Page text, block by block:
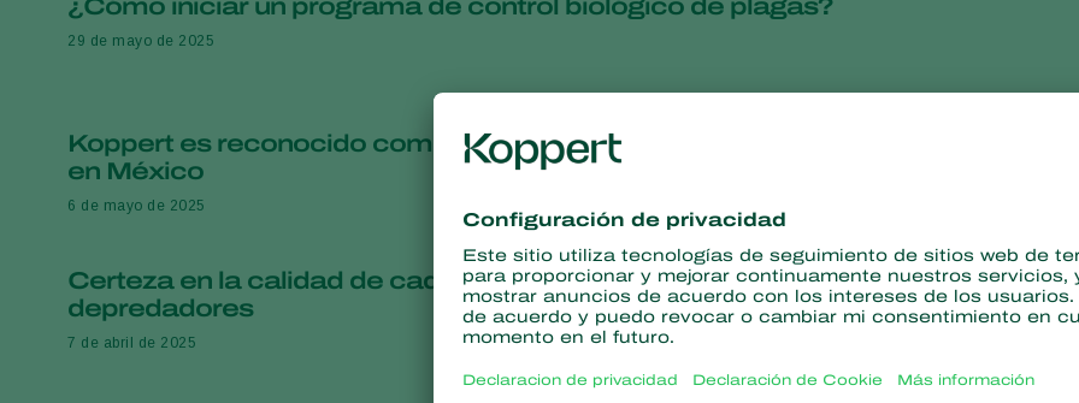
¿Cómo iniciar un programa de control biológico de plagas?
29 de mayo de 2025
Koppert es reconocido como uno de los mejores proveedores de Wholesum
en México
6 de mayo de 2025
Certeza en la calidad de cada sobre y botella de nuestros ácaros
depredadores
7 de abril de 2025